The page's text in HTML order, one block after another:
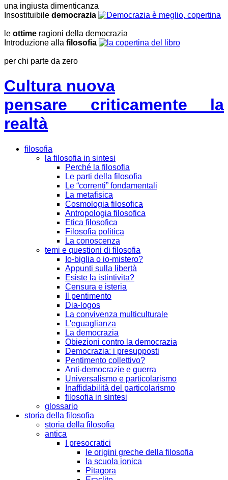
una ingiusta dimenticanza
Insostituibile democrazia
le ottime ragioni della democrazia
Introduzione alla filosofia
per chi parte da zero
Cultura nuova
pensare criticamente la
realtà
filosofia
la filosofia in sintesi
Perché la filosofia
Le parti della filosofia
Le “correnti” fondamentali
La metafisica
Cosmologia filosofica
Antropologia filosofica
Etica filosofica
Filosofia politica
La conoscenza
temi e questioni di filosofia
Io-biglia o io-mistero?
Appunti sulla libertà
Esiste la istintivita?
Censura e isteria
Il pentimento
Dia-logos
La convivenza multiculturale
L'eguaglianza
La democrazia
Obiezioni contro la democrazia
Democrazia: i presupposti
Pentimento collettivo?
Anti-democrazie e guerra
Universalismo e particolarismo
Inaffidabilità del particolarismo
filosofia in sintesi
glossario
storia della filosofia
storia della filosofia
antica
I presocratici
le origini greche della filosofia
la scuola ionica
Pitagora